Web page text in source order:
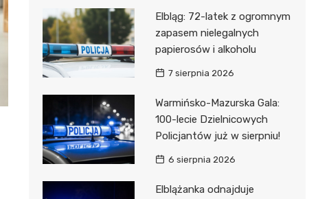
Elbląg: 72-latek z ogromnym
zapasem nielegalnych
papierosów i alkoholu
7 sierpnia 2026
Warmińsko-Mazurska Gala:
100-lecie Dzielnicowych
Policjantów już w sierpniu!
6 sierpnia 2026
Elblążanka odnajduje